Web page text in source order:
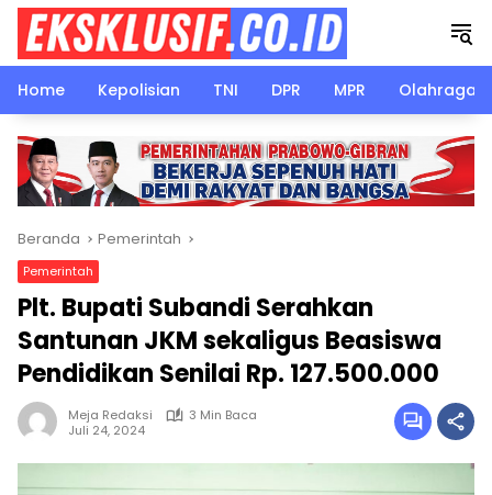
Langsung
konten
Home
Kepolisian TNI DPR MPR Olahraga
Beranda Pemerintah
Pemerintah
Plt. Bupati Subandi Serahkan
Santunan JKM sekaligus Beasiswa
Pendidikan Senilai Rp. 127.500.000
Meja Redaksi
3 Min Baca
Juli 24, 2024